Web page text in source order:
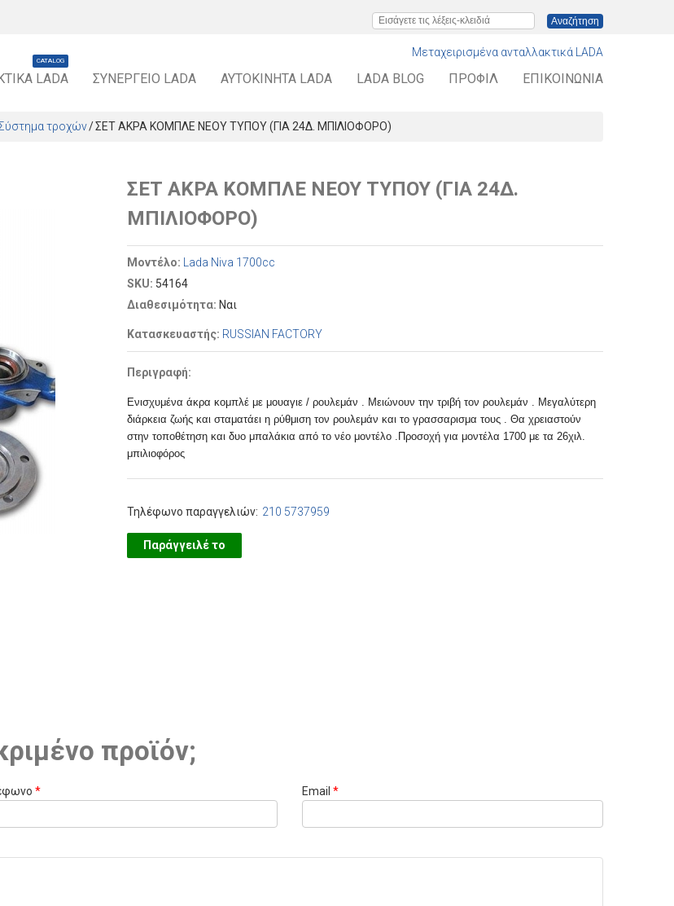
Εισάγετε τις λέξεις-κλειδιά
Μεταχειρισμένα ανταλλακτικά LADA
LADA
CATALOG
ΣΥΝΕΡΓΕΊΟ LADA ΑΥΤΟΚΊΝΗΤΑ LADA LADA BLOG ΠΡΟΦΊΛ ΕΠΙΚΟΙΝΩΝΊΑ
τροχών ΣΕΤ ΑΚΡΑ ΚΟΜΠΛΕ ΝΕΟΥ ΤΥΠΟΥ (ΓΙΑ 24Δ. ΜΠΙΛΙΟΦΟΡΟ)
ΣΕΤ ΑΚΡΑ ΚΟΜΠΛΕ ΝΕΟΥ ΤΥΠΟΥ (ΓΙΑ 24Δ.
ΜΠΙΛΙΟΦΟΡΟ)
Μοντέλο:
Lada Niva 1700cc
SKU: 54164
Διαθεσιμότητα: Ναι
Κατασκευαστής: RUSSIAN FACTORY
Περιγραφή:
Ενισχυμένα άκρα κομπλέ με μουαγιε / ρουλεμάν . Μειώνουν την τριβή τον ρουλεμάν . Μεγαλύτερη
διάρκεια ζωής και σταματάει η ρύθμιση τον ρουλεμάν και το γρασσαρισμα τους . Θα χρειαστούν
στην τοποθέτηση και δυο μπαλάκια από το νέο μοντέλο .Προσοχή για μοντέλα 1700 με τα 26χιλ.
μπιλιοφόρος
Τηλέφωνο παραγγελιών: 210 5737959
Παράγγειλέ το
προϊόν;
* Email *